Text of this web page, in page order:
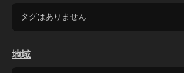
タグはありません
地域